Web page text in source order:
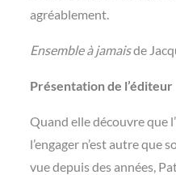
agréablement.
Ensemble à jamaisde
Présentation de l’éditeur
Quand elle découvre que
l’engager n’est autre que
vue depuis des années,